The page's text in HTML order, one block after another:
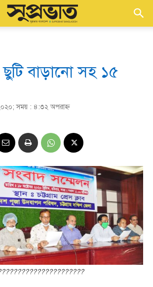
ছুটি বাড়ানো সহ ১৫
সময় : ৪:৩২ অপরাহ্ণ